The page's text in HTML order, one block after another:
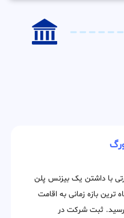
با داشتن یک بیزنس پلن
ترین بازه زمانی به اقامت
ثبت شرکت در